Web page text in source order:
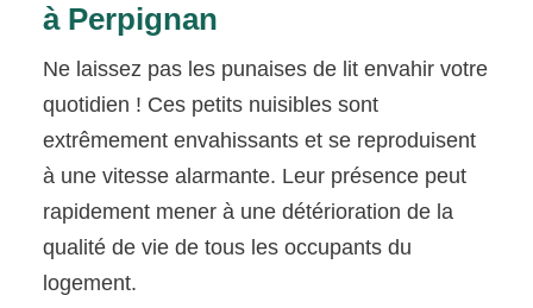
à Perpignan
Ne laissez pas les punaises de lit envahir votre
quotidien ! Ces petits nuisibles sont
extrêmement envahissants et se reproduisent
à une vitesse alarmante. Leur présence peut
rapidement mener à une détérioration de la
qualité de vie de tous les occupants du
logement.